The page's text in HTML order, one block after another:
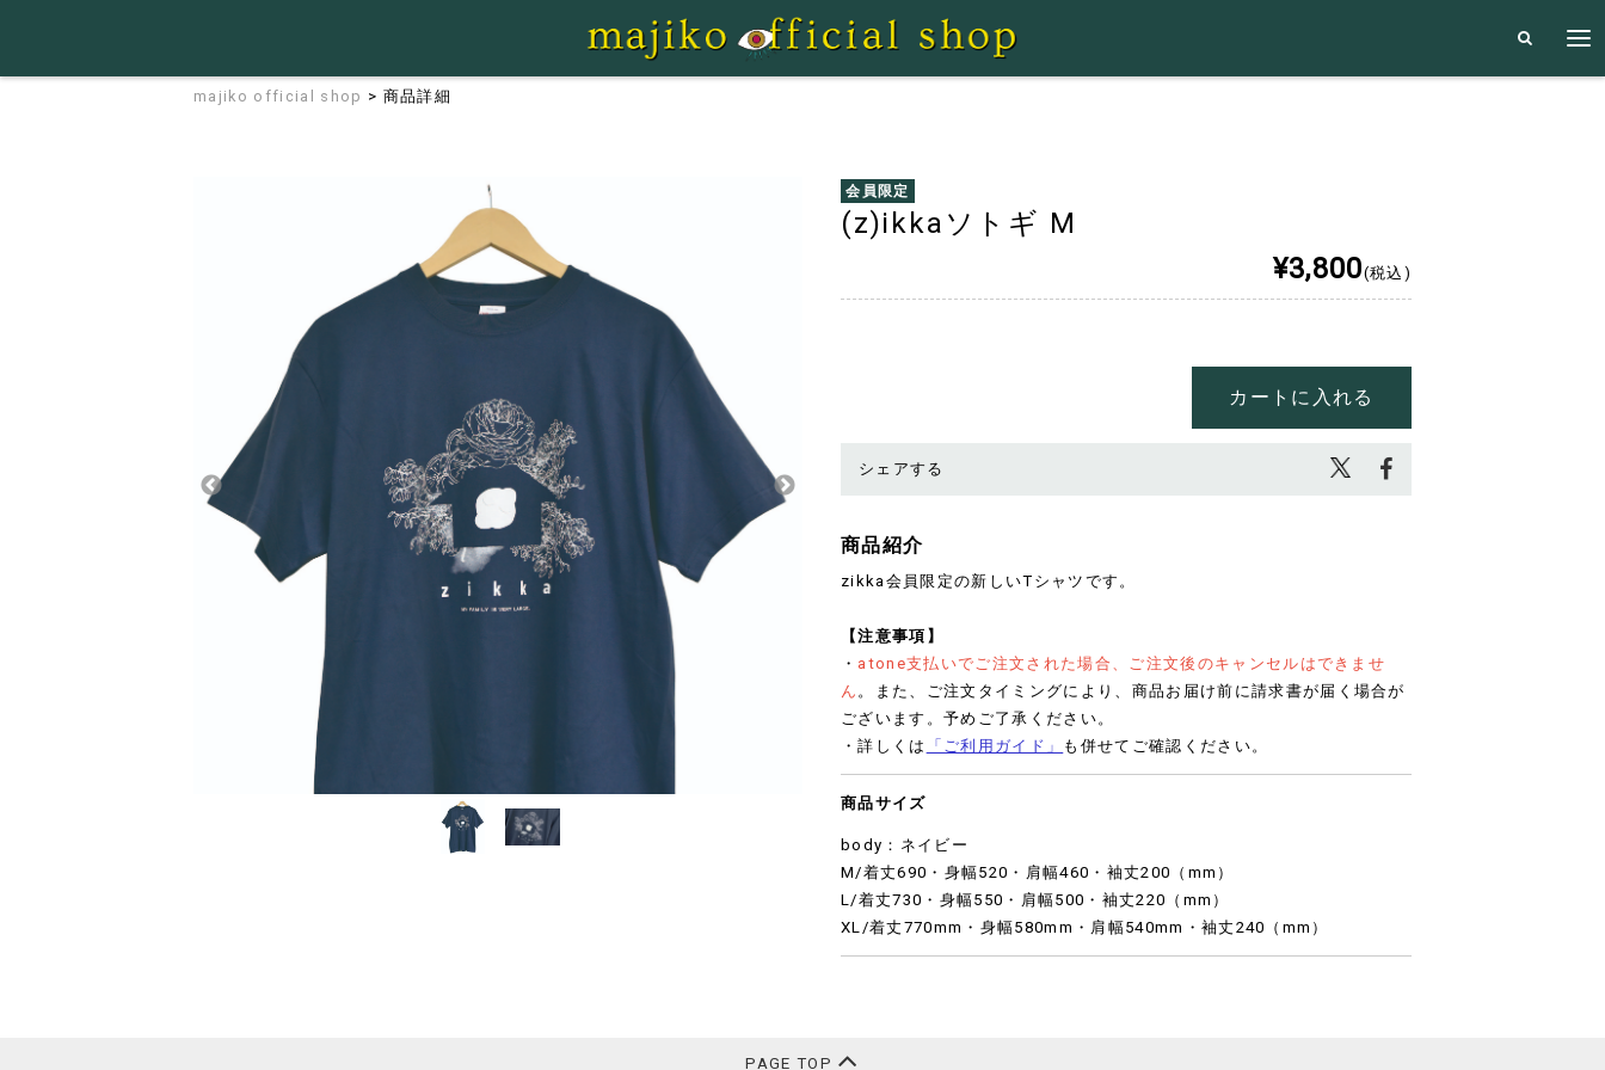
majiko official shop > 商品詳細
会員限定
(z)ikkaソトギ M
¥3,800(税込)
カートに入れる
シェアする
商品紹介
zikka会員限定の新しいTシャツです。
【注意事項】
・ atone支払いでご注文された場合、ご注文後のキャンセルはできませ
ん 。また、ご注文タイミングにより、商品お届け前に請求書が届く場合が
ございます。予めご了承ください。
・詳しくは
「ご利用ガイド」 も併せてご確認ください。
商品サイズ
body：ネイビー
M/着丈690・身幅520・肩幅460・袖丈200（mm）
L/着丈730・身幅550・肩幅500・袖丈220（mm）
XL/着丈770mm・身幅580mm・肩幅540mm・袖丈240（mm）
PAGE TOP